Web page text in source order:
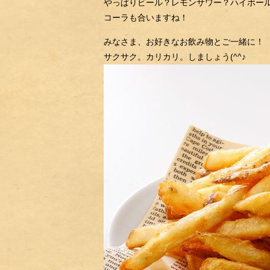
やっぱりビール？レモンサワー？ハイボー
コーラも合いますね！
みなさま、お好きなお飲み物とご一緒に！
サクサク。カリカリ。しましょう(^^♪